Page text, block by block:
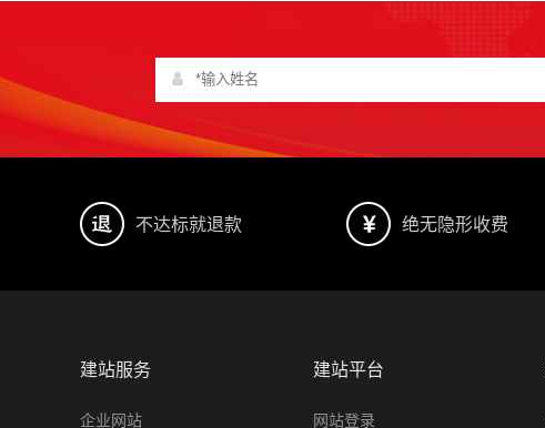
不达标就退款 绝无隐形收费
建站服务
企业网站
建站平台
网站登录